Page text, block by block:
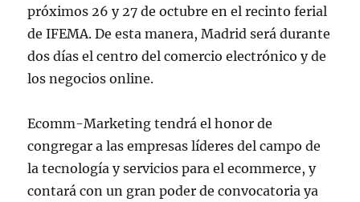
próximos 26 y 27 de octubre en el recinto ferial
de IFEMA. De esta manera, Madrid será durante
dos días el centro del comercio electrónico y de
los negocios online.
Ecomm-Marketing tendrá el honor de
congregar a las empresas líderes del campo de
la tecnología y servicios para el ecommerce, y
contará con un gran poder de convocatoria ya